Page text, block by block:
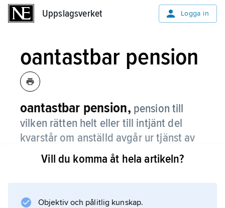
Uppslagsverket Logga in
oantastbar pension
oantastbar pension, pension till
vilken rätten helt eller till intjänt del
kvarstår om anställd avgår ur tjänst av
annan anledning än pensionering, t.ex.
vid övergång till annan arbetsgivare.
Vill du komma åt hela artikeln?
Objektiv och pålitlig kunskap.